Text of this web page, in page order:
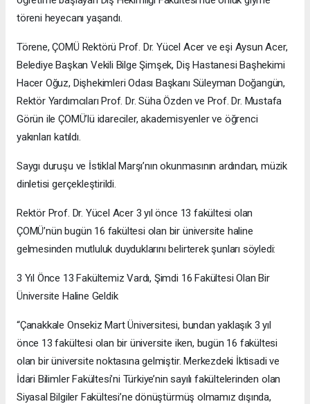
töreni heyecanı yaşandı.
Törene, ÇOMÜ Rektörü Prof. Dr. Yücel Acer ve eşi Aysun Acer,
Belediye Başkan Vekili Bilge Şimşek, Diş Hastanesi Başhekimi
Hacer Oğuz, Dişhekimleri Odası Başkanı Süleyman Doğangün,
Rektör Yardımcıları Prof. Dr. Süha Özden ve Prof. Dr. Mustafa
Görün ile ÇOMÜ’lü idareciler, akademisyenler ve öğrenci
yakınları katıldı.
Saygı duruşu ve İstiklal Marşı’nın okunmasının ardından, müzik
dinletisi gerçekleştirildi.
Rektör Prof. Dr. Yücel Acer 3 yıl önce 13 fakültesi olan
ÇOMÜ’nün bugün 16 fakültesi olan bir üniversite haline
gelmesinden mutluluk duyduklarını belirterek şunları söyledi:
3 Yıl Önce 13 Fakültemiz Vardı, Şimdi 16 Fakültesi Olan Bir
Üniversite Haline Geldik
“Çanakkale Onsekiz Mart Üniversitesi, bundan yaklaşık 3 yıl
önce 13 fakültesi olan bir üniversite iken, bugün 16 fakültesi
olan bir üniversite noktasına gelmiştir. Merkezdeki İktisadi ve
İdari Bilimler Fakültesi’ni Türkiye’nin sayılı fakültelerinden olan
Siyasal Bilgiler Fakültesi’ne dönüştürmüş olmamız dışında,